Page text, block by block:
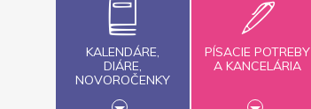
KALENDÁRE,
DIÁRE,
NOVOROČENKY
PÍSACIE POTREBY
A KANCELÁRIA